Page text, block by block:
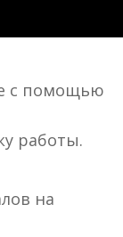
с помощью
работы.
на